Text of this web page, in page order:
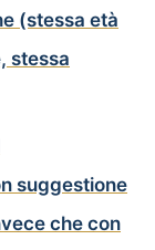
(stessa età
stessa
suggestione
che con